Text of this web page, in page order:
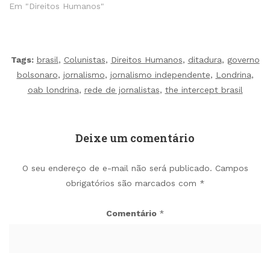
Em "Direitos Humanos"
Tags: brasil, Colunistas, Direitos Humanos, ditadura, governo
bolsonaro, jornalismo, jornalismo independente, Londrina,
oab londrina, rede de jornalistas, the intercept brasil
Deixe um comentário
O seu endereço de e-mail não será publicado. Campos
obrigatórios são marcados com *
Comentário *